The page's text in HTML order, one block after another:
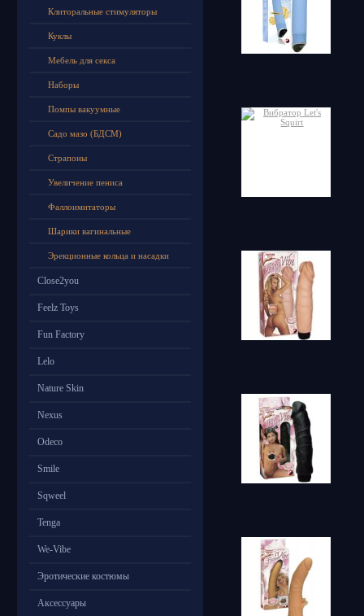
Клиторальные стимуляторы
Куклы
Мебель для секса
Наборы
Помпы вакуумные
Садо мазо (БДСМ)
Страпоны
Увеличение пениса
Фаллоимитаторы
Шарики вагинальные
Эрекционные кольца и насадки
Close2you
Feelz Toys
Fun Factory
Lelo
Nature Skin
Nexus
Odeco
Smile
Sqweel
Tenga
We-Vibe
Эротические костюмы
Аксессуары